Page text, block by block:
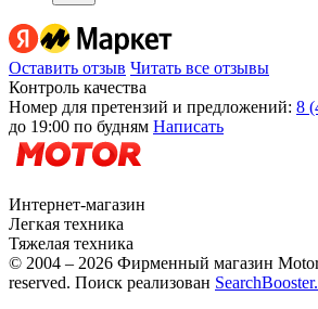
Оставить отзыв Читать все отзывы
Контроль качества
Номер для претензий и предложений: 8
до 19:00 по будням Написать
Интернет-магазин
Легкая техника
Тяжелая техника
© 2004 – 2026 Фирменный магазин
reserved. Поиск реализован